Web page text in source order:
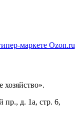
хозяйство».
пр., д. 1а, стр. 6,